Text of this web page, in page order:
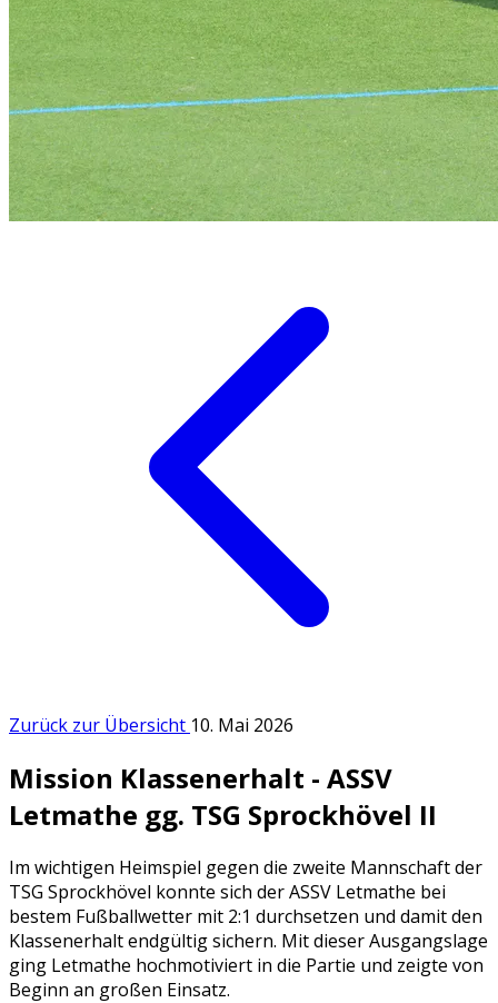
Zurück zur Übersicht 10. Mai 2026
Mission Klassenerhalt - ASSV
Letmathe gg. TSG Sprockhövel II
Im wichtigen Heimspiel gegen die zweite Mannschaft der
TSG Sprockhövel konnte sich der ASSV Letmathe bei
bestem Fußballwetter mit 2:1 durchsetzen und damit den
Klassenerhalt endgültig sichern. Mit dieser Ausgangslage
ging Letmathe hochmotiviert in die Partie und zeigte von
Beginn an großen Einsatz.